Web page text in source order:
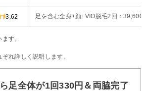
3.62 足を含む全身+顔+VIO脱毛2回：39,600
す。
れ詳しく説明します。
足全体が1回330円＆両脇完了